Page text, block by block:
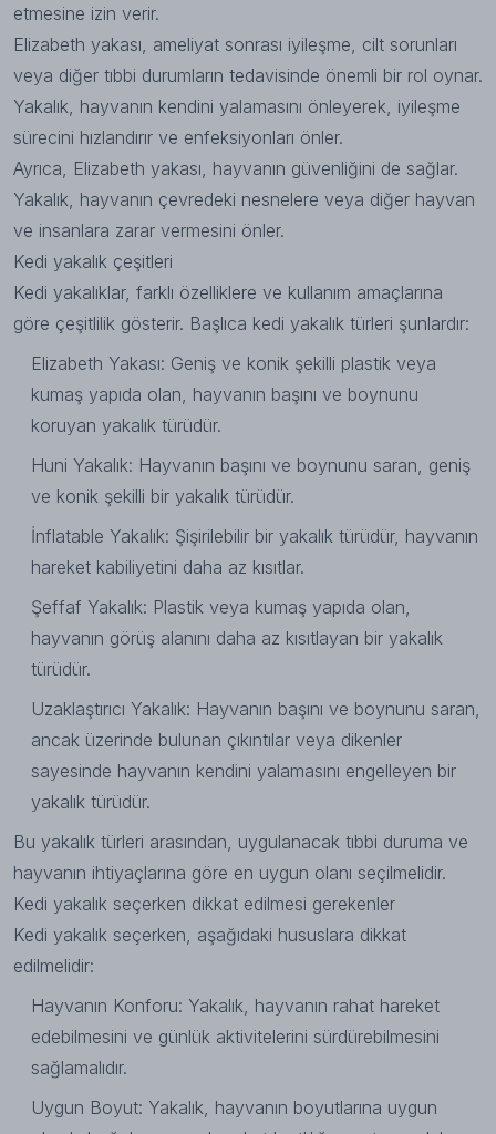
etmesine izin verir.
Elizabeth yakası, ameliyat sonrası iyileşme, cilt sorunları
veya diğer tıbbi durumların tedavisinde önemli bir rol oynar.
Yakalık, hayvanın kendini yalamasını önleyerek, iyileşme
sürecini hızlandırır ve enfeksiyonları önler.
Ayrıca, Elizabeth yakası, hayvanın güvenliğini de sağlar.
Yakalık, hayvanın çevredeki nesnelere veya diğer hayvan
ve insanlara zarar vermesini önler.
Kedi yakalık çeşitleri
Kedi yakalıklar, farklı özelliklere ve kullanım amaçlarına
göre çeşitlilik gösterir. Başlıca kedi yakalık türleri şunlardır:
Elizabeth Yakası: Geniş ve konik şekilli plastik veya
kumaş yapıda olan, hayvanın başını ve boynunu
koruyan yakalık türüdür.
Huni Yakalık: Hayvanın başını ve boynunu saran, geniş
ve konik şekilli bir yakalık türüdür.
İnflatable Yakalık: Şişirilebilir bir yakalık türüdür, hayvanın
hareket kabiliyetini daha az kısıtlar.
Şeffaf Yakalık: Plastik veya kumaş yapıda olan,
hayvanın görüş alanını daha az kısıtlayan bir yakalık
türüdür.
Uzaklaştırıcı Yakalık: Hayvanın başını ve boynunu saran,
ancak üzerinde bulunan çıkıntılar veya dikenler
sayesinde hayvanın kendini yalamasını engelleyen bir
yakalık türüdür.
Bu yakalık türleri arasından, uygulanacak tıbbi duruma ve
hayvanın ihtiyaçlarına göre en uygun olanı seçilmelidir.
Kedi yakalık seçerken dikkat edilmesi gerekenler
Kedi yakalık seçerken, aşağıdaki hususlara dikkat
edilmelidir:
Hayvanın Konforu: Yakalık, hayvanın rahat hareket
edebilmesini ve günlük aktivitelerini sürdürebilmesini
sağlamalıdır.
Uygun Boyut: Yakalık, hayvanın boyutlarına uygun